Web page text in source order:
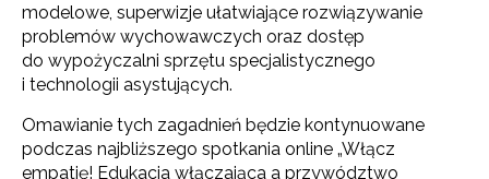
modelowe, superwizje ułatwiające rozwiązywanie
problemów wychowawczych oraz dostęp
do wypożyczalni sprzętu specjalistycznego
i technologii asystujących.
Omawianie tych zagadnień będzie kontynuowane
podczas najbliższego spotkania online „Włącz
empatię! Edukacja włączająca a przywództwo
Newsletter ORE
Zapisz się i bądź na bieżąco z najnowszymi